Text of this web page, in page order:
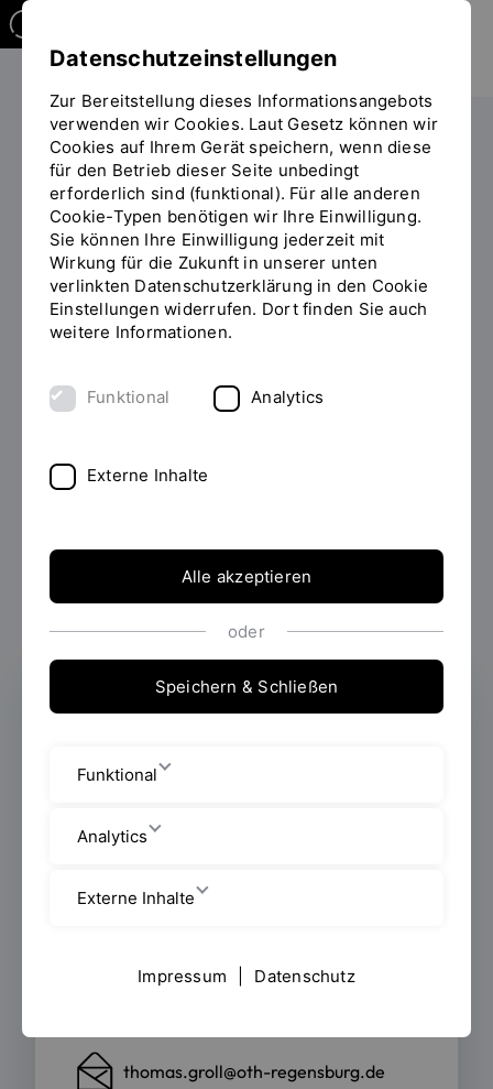
PERSONEN
Prof. Dr. Thomas Groll
Zum Personenverzeichnis
Strategisches und Internationales
thomas.groll@oth-regensburg.de
Datenschutzeinstellungen
Zur Bereitstellung dieses Informationsangebots
verwenden wir Cookies. Laut Gesetz können wir
Cookies auf Ihrem Gerät speichern, wenn diese
für den Betrieb dieser Seite unbedingt
erforderlich sind (funktional). Für alle anderen
Cookie-Typen benötigen wir Ihre Einwilligung.
Sie können Ihre Einwilligung jederzeit mit
Wirkung für die Zukunft in unserer unten
verlinkten Datenschutzerklärung in den Cookie
Einstellungen widerrufen. Dort finden Sie auch
weitere Informationen.
Funktional Analytics
Externe Inhalte
Alle akzeptieren
oder
Speichern & Schließen
Funktional
Analytics
Externe Inhalte
Impressum Datenschutz